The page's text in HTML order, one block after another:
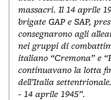
massacri. Il 14 aprile
brigate GAP e SAP,
consegnarono agli
nei gruppi di
italiano “Cremona” e
continuavano la lotta
dell’Italia
- 14 aprile 1945”.